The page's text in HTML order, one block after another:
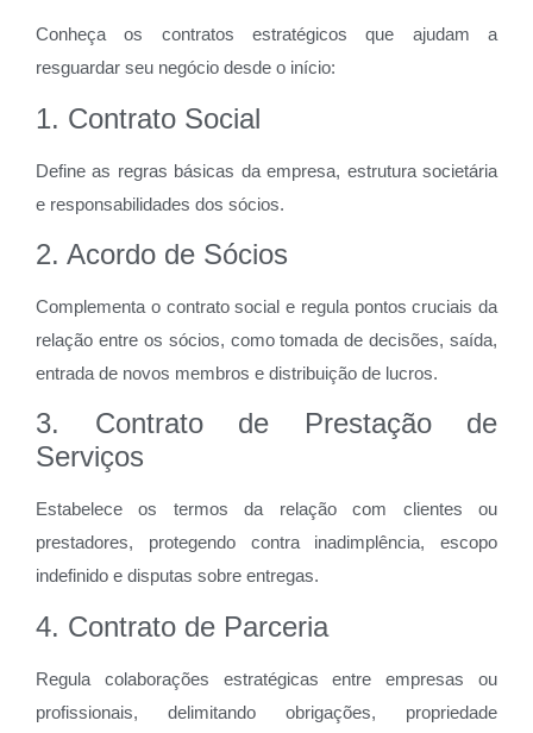
Conheça os contratos estratégicos que ajudam a
resguardar seu negócio desde o início:
1. Contrato Social
Define as regras básicas da empresa, estrutura societária
e responsabilidades dos sócios.
2. Acordo de Sócios
Complementa o contrato social e regula pontos cruciais da
relação entre os sócios, como tomada de decisões, saída,
entrada de novos membros e distribuição de lucros.
3. Contrato de Prestação de
Serviços
Estabelece os termos da relação com clientes ou
prestadores, protegendo contra inadimplência, escopo
indefinido e disputas sobre entregas.
4. Contrato de Parceria
Regula colaborações estratégicas entre empresas ou
profissionais, delimitando obrigações, propriedade